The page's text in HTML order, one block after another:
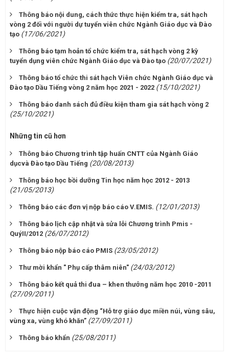
Thông báo nội dung, cách thức thực hiện kiểm tra, sát hạch
vòng 2 đối với người dự tuyển viên chức Ngành Giáo dục và Đào
tạo (17/06/2021)
Thông báo tạm hoản tổ chức kiểm tra, sát hạch vòng 2 kỳ
tuyển dụng viên chức Ngành Giáo dục và Đào tạo (20/07/2021)
Thông báo tổ chức thi sát hạch Viên chức Ngành Giáo dục và
Đào tạo Dầu Tiếng vòng 2 năm học 2021 - 2022 (15/10/2021)
Thông báo danh sách đủ điều kiện tham gia sát hạch vòng 2
(25/10/2021)
Những tin cũ hơn
Thông báo Chương trình tập huấn CNTT của Ngành Giáo
dụcvà Đào tạo Dầu Tiếng (20/08/2013)
Thông báo học bồi dưỡng Tin học năm học 2012 - 2013
(21/05/2013)
Thông báo các đơn vị nộp báo cáo V.EMIS. (12/01/2013)
Thông báo lịch cập nhật và sửa lỗi Chương trình Pmis -
QuýII/2012 (26/07/2012)
Thông báo nộp báo cáo PMIS (23/05/2012)
Thư mời khẩn " Phụ cấp thâm niên" (24/03/2012)
Thông báo kết quả thi đua – khen thưởng năm học 2010 -2011
(27/09/2011)
Thực hiện cuộc vận động “Hỗ trợ giáo dục miền núi, vùng sâu,
vùng xa, vùng khó khăn” (27/09/2011)
Thông báo khẩn (25/08/2011)